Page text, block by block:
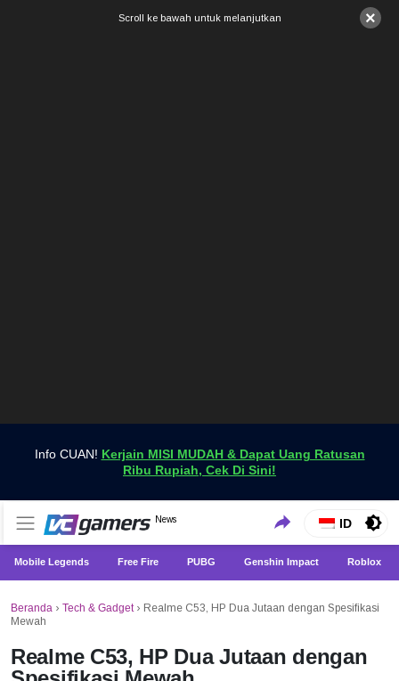
×
Scroll ke bawah untuk melanjutkan
Info CUAN! Kerjain MISI MUDAH & Dapat Uang Ratusan
Ribu Rupiah, Cek Di Sini!
VCGamers News
News
Dapatkan Berita Games Terbaru Hanya di VCGamers
ID
Mobile Legends Free Fire PUBG Genshin Impact Roblox
Beranda › Tech & Gadget› Realme C53, HP Dua Jutaan dengan Spesifikasi
Mewah
Realme C53, HP Dua Jutaan dengan